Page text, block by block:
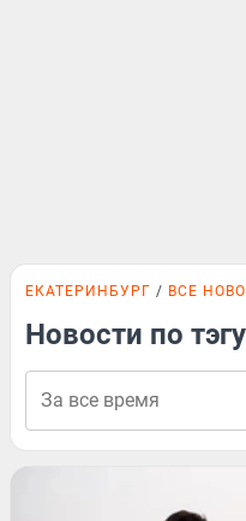
ЕКАТЕРИНБУРГ ВСЕ
Новости по